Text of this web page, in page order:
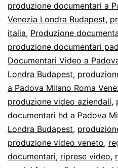
produzione documentari a
Venezia Londra Budapest,
italia, Produzione
produzione documentari
Documentari Video a
Londra Budapest,
a Padova Milano Roma
produzione video aziendali,
documentari hd a Padova
Londra Budapest,
produzione video veneto,
documentari, riprese video,